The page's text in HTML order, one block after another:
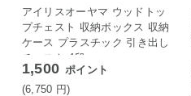
アイリスオーヤマ ウッドトッ
プチェスト 収納ボックス 収納
ケース プラスチック 引き出し
チェスト 4段
1,500 ポイント
(6,750 円)